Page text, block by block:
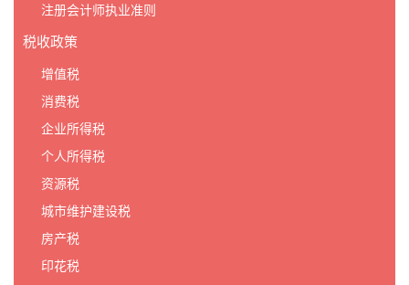
注册会计师执业准则
税收政策
增值税
消费税
企业所得税
个人所得税
资源税
城市维护建设税
房产税
印花税